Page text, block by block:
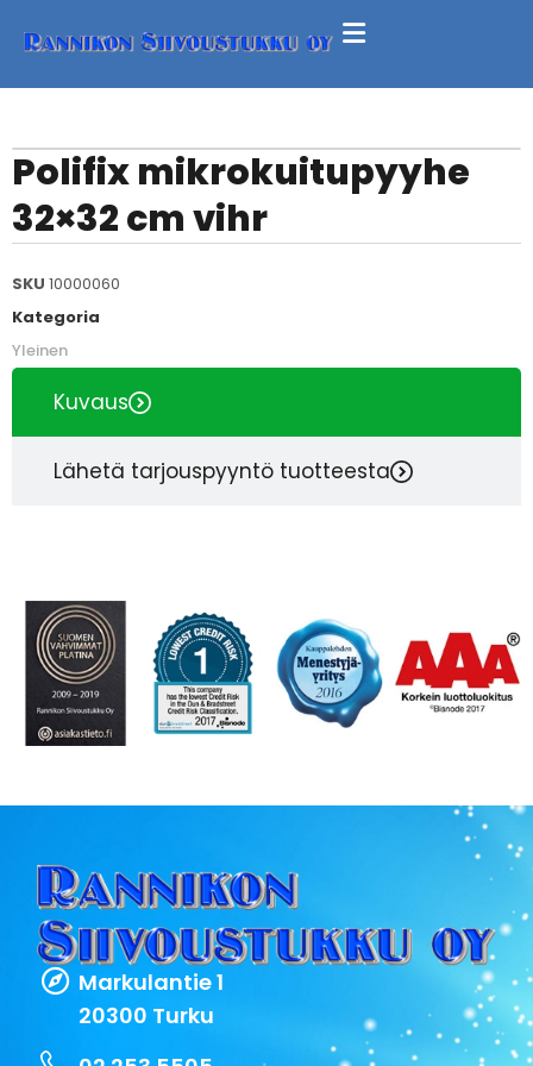
Polifix mikrokuitupyyhe
32×32 cm vihr
SKU 10000060
Kategoria
Yleinen
Kuvaus
Lähetä tarjouspyyntö tuotteesta
Markulantie 1
20300 Turku